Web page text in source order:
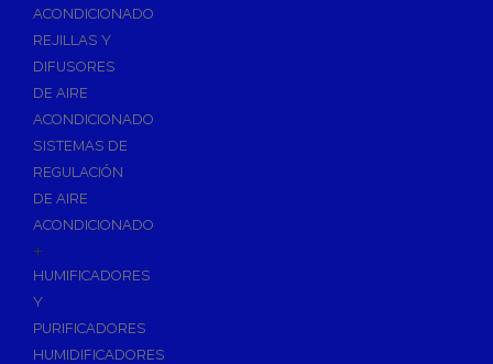
Accesorios de Radiadores
Tapones, purgadores y accesorios para radiador
Soportes para Radiadores
Acumuladores e Interacumuladores
Bombas Circuladoras / Grupos de Bombeo
Bombas de Calefacción
Bombas Simples para ACS
Calderas
Grupos Térmicos de Gasóleo
ACONDICIONADO
REJILLAS Y
DIFUSORES
DE AIRE
ACONDICIONADO
SISTEMAS DE
REGULACIÓN
DE AIRE
ACONDICIONADO
+
HUMIFICADORES
Y
PURIFICADORES
HUMIDIFICADORES